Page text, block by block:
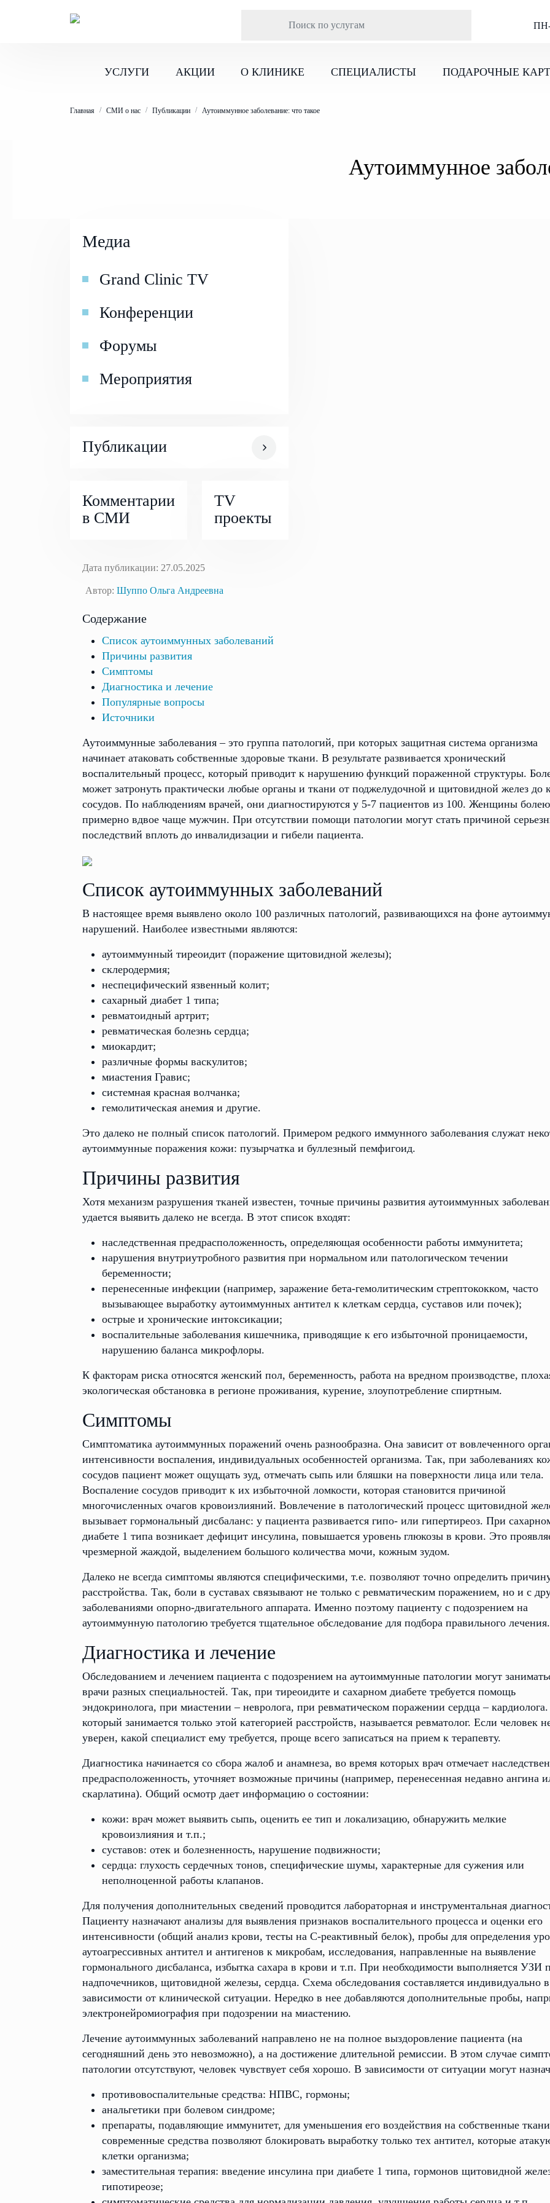
Записаться на приём
Перезвонить мне
Наш e-mail
Клиники в Москве:
ул. Гусятников пер., д. 13/3
м. Деловой центр
ул. Пресненская набережная, 8, стр.1, БЦ “Город
ПН-
УСЛУГИ АКЦИИ О КЛИНИКЕ СПЕЦИАЛИСТЫ ПОДАРОЧНЫЕ
Главная СМИ о нас Публикации Аутоиммунное заболевание: что такое
Аутоиммунное
Медиа
Grand Clinic TV
Конференции
Форумы
Мероприятия
Публикации
Комментарии
в СМИ
TV
проекты
Дата публикации: 27.05.2025
Автор: Шуппо Ольга Андреевна
Содержание
Список аутоиммунных заболеваний
Причины развития
Симптомы
Диагностика и лечение
Популярные вопросы
Источники
Аутоиммунные заболевания – это группа патологий, при которых защитная система организма
начинает атаковать собственные здоровые ткани. В результате развивается хронический
воспалительный процесс, который приводит к нарушению функций пораженной структуры.
может затронуть практически любые органы и ткани от поджелудочной и щитовидной желез до
сосудов. По наблюдениям врачей, они диагностируются у 5-7 пациентов из 100. Женщины
примерно вдвое чаще мужчин. При отсутствии помощи патологии могут стать причиной
последствий вплоть до инвалидизации и гибели пациента.
Список аутоиммунных заболеваний
В настоящее время выявлено около 100 различных патологий, развивающихся на фоне
нарушений. Наиболее известными являются:
аутоиммунный тиреоидит (поражение щитовидной железы);
склеродермия;
неспецифический язвенный колит;
сахарный диабет 1 типа;
ревматоидный артрит;
ревматическая болезнь сердца;
миокардит;
различные формы васкулитов;
миастения Гравис;
системная красная волчанка;
гемолитическая анемия и другие.
Это далеко не полный список патологий. Примером редкого иммунного заболевания служат
аутоиммунные поражения кожи: пузырчатка и буллезный пемфигоид.
Причины развития
Хотя механизм разрушения тканей известен, точные причины развития аутоиммунных
удается выявить далеко не всегда. В этот список входят:
наследственная предрасположенность, определяющая особенности работы иммунитета;
нарушения внутриутробного развития при нормальном или патологическом течении
беременности;
перенесенные инфекции (например, заражение бета-гемолитическим стрептококком, часто
вызывающее выработку аутоиммунных антител к клеткам сердца, суставов или почек);
острые и хронические интоксикации;
воспалительные заболевания кишечника, приводящие к его избыточной проницаемости,
нарушению баланса микрофлоры.
К факторам риска относятся женский пол, беременность, работа на вредном производстве,
экологическая обстановка в регионе проживания, курение, злоупотребление спиртным.
Симптомы
Симптоматика аутоиммунных поражений очень разнообразна. Она зависит от вовлеченного
интенсивности воспаления, индивидуальных особенностей организма. Так, при заболеваниях
сосудов пациент может ощущать зуд, отмечать сыпь или бляшки на поверхности лица или тела.
Воспаление сосудов приводит к их избыточной ломкости, которая становится причиной
многочисленных очагов кровоизлияний. Вовлечение в патологический процесс щитовидной
вызывает гормональный дисбаланс: у пациента развивается гипо- или гипертиреоз. При
диабете 1 типа возникает дефицит инсулина, повышается уровень глюкозы в крови. Это
чрезмерной жаждой, выделением большого количества мочи, кожным зудом.
Далеко не всегда симптомы являются специфическими, т.е. позволяют точно определить
расстройства. Так, боли в суставах связывают не только с ревматическим поражением, но и с
заболеваниями опорно-двигательного аппарата. Именно поэтому пациенту с подозрением на
аутоиммунную патологию требуется тщательное обследование для подбора правильного лечения.
Диагностика и лечение
Обследованием и лечением пациента с подозрением на аутоиммунные патологии могут
врачи разных специальностей. Так, при тиреоидите и сахарном диабете требуется помощь
эндокринолога, при миастении – невролога, при ревматическом поражении сердца –
который занимается только этой категорией расстройств, называется ревматолог. Если человек
уверен, какой специалист ему требуется, проще всего записаться на прием к терапевту.
Диагностика начинается со сбора жалоб и анамнеза, во время которых врач отмечает
предрасположенность, уточняет возможные причины (например, перенесенная недавно ангина
скарлатина). Общий осмотр дает информацию о состоянии:
кожи: врач может выявить сыпь, оценить ее тип и локализацию, обнаружить мелкие
кровоизлияния и т.п.;
суставов: отек и болезненность, нарушение подвижности;
сердца: глухость сердечных тонов, специфические шумы, характерные для сужения или
неполноценной работы клапанов.
Для получения дополнительных сведений проводится лабораторная и инструментальная
Пациенту назначают анализы для выявления признаков воспалительного процесса и оценки его
интенсивности (общий анализ крови, тесты на C-реактивный белок), пробы для определения
аутоагрессивных антител и антигенов к микробам, исследования, направленные на выявление
гормонального дисбаланса, избытка сахара в крови и т.п. При необходимости выполняется УЗИ
надпочечников, щитовидной железы, сердца. Схема обследования составляется индивидуально в
зависимости от клинической ситуации. Нередко в нее добавляются дополнительные пробы,
электронейромиография при подозрении на миастению.
Лечение аутоиммунных заболеваний направлено не на полное выздоровление пациента (на
сегодняшний день это невозможно), а на достижение длительной ремиссии. В этом случае
патологии отсутствуют, человек чувствует себя хорошо. В зависимости от ситуации могут
противовоспалительные средства: НПВС, гормоны;
анальгетики при болевом синдроме;
препараты, подавляющие иммунитет, для уменьшения его воздействия на собственные
современные средства позволяют блокировать выработку только тех антител, которые
клетки организма;
заместительная терапия: введение инсулина при диабете 1 типа, гормонов щитовидной
гипотиреозе;